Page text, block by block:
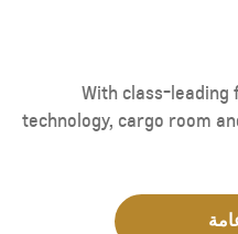
With class-leading
technology, cargo room